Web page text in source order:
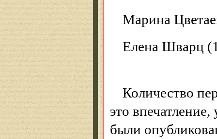
Марина
Елена Шварц
Количество
это
были